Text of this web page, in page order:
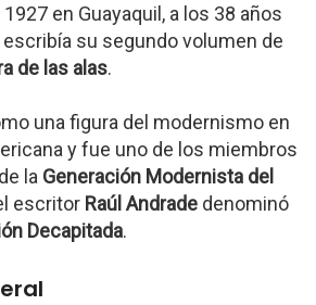
en Guayaquil, a los 38 años
su segundo volumen de
de las alas.
una figura del modernismo en
y fue uno de los miembros
la Generación Modernista del
escritor Raúl Andrade denominó
Decapitada.